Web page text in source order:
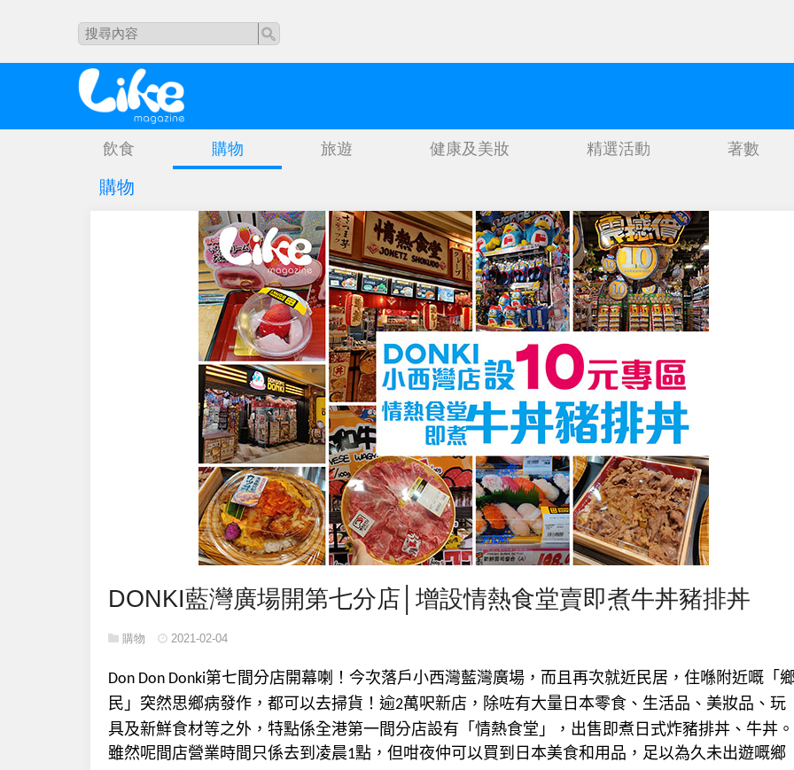
飲食 購物 旅遊 健康及美妝 精選活動 著數
購物
DONKI藍灣廣場開第七分店│增設情熱食堂賣即煮牛丼豬排丼
購物 2021-02-04
Don Don Donki第七間分店開幕喇！今次落戶小西灣藍灣廣場，而且再次就近民居，住喺附近嘅「
民」突然思鄉病發作，都可以去掃貨！逾2萬呎新店，除咗有大量日本零食、生活品、美妝品、玩
具及新鮮食材等之外，特點係全港第一間分店設有「情熱食堂」，出售即煮日式炸豬排丼、牛丼。
雖然呢間店營業時間只係去到凌晨1點，但咁夜仲可以買到日本美食和用品，足以為久未出遊嘅鄉